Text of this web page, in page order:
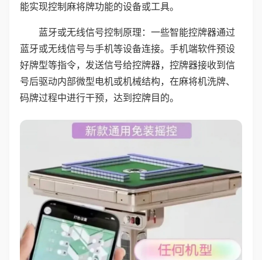
能实现控制麻将牌功能的设备或工具。
蓝牙或无线信号控制原理：一些智能控牌器通过
蓝牙或无线信号与手机等设备连接。手机端软件预设
好牌型等指令，发送信号给控牌器，控牌器接收到信
号后驱动内部微型电机或机械结构，在麻将机洗牌、
码牌过程中进行干预，达到控牌目的。